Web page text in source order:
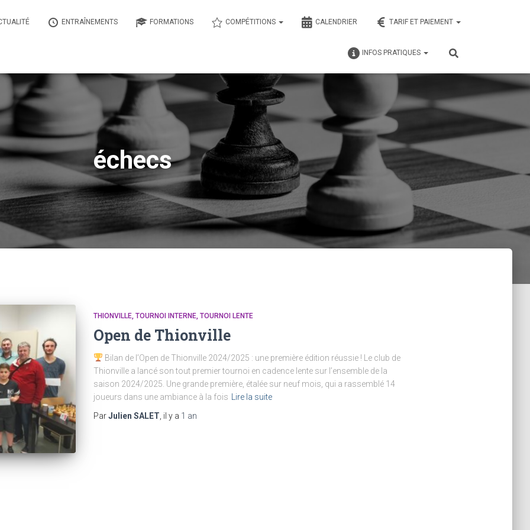
ENTRAÎNEMENTS FORMATIONS COMPÉTITIONS CALENDRIER TARIF ET PAIEMENT
INFOS PRATIQUES
échecs
THIONVILLE TOURNOI INTERNE TOURNOI LENTE
Open de Thionville
Bilan de l’Open de Thionville 2024/2025 : une première édition réussie ! Le club de
Thionville a lancé son tout premier tournoi en cadence lente sur l’ensemble de la
saison 2024/2025. Une grande première, étalée sur neuf mois, qui a rassemblé 14
joueurs dans une ambiance à la fois
Lire la suite
ParJulien SALET , il y a 1 an